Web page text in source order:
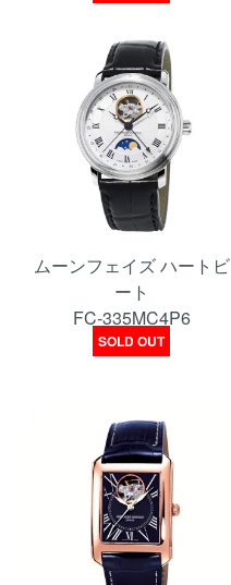
ムーンフェイズ ハートビ
ート
FC-335MC4P6
SOLD OUT